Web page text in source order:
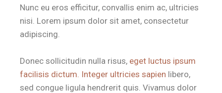
Nunc eu eros efficitur, convallis enim ac, ultricies
nisi. Lorem ipsum dolor sit amet, consectetur
adipiscing.
Donec sollicitudin nulla risus, eget luctus ipsum
facilisis dictum. Integer ultricies sapien libero,
sed congue ligula hendrerit quis. Vivamus dolor